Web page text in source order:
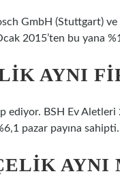
GmbH (Stuttgart)
2015’ten bu yana
AYNI
ediyor. BSH Ev Aletleri
pazar payına sahipti.
AYNI